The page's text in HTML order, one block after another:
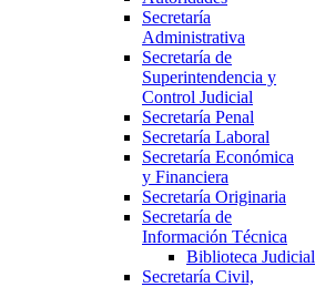
Secretaría
Administrativa
Secretaría de
Superintendencia y
Control Judicial
Secretaría Penal
Secretaría Laboral
Secretaría Económica
y Financiera
Secretaría Originaria
Secretaría de
Información Técnica
Biblioteca Judicial
Secretaría Civil,